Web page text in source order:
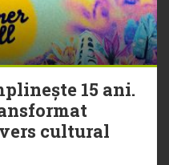
15 ani.
cultural